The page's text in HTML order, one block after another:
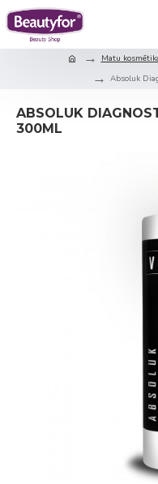
Matu
Absoluk
ABSOLUK
300ML